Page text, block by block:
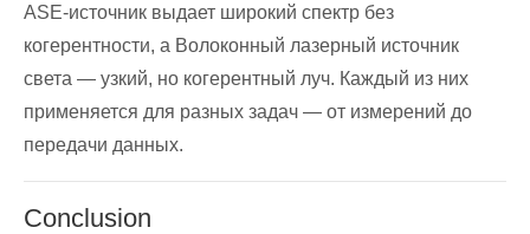
ASE-источник выдает широкий спектр без
когерентности, а Волоконный лазерный источник
света — узкий, но когерентный луч. Каждый из них
применяется для разных задач — от измерений до
передачи данных.
Conclusion